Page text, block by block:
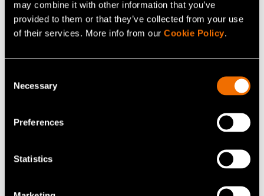
may combine it with other information that you’ve
provided to them or that they’ve collected from your use
of their services. More info from our Cookie Policy.
Selection
Necessary
Preferences
Statistics